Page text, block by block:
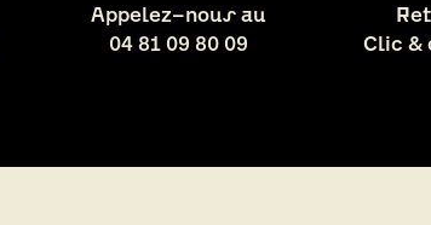
Appelez-nous au
04 81 09 80 09
Clic &